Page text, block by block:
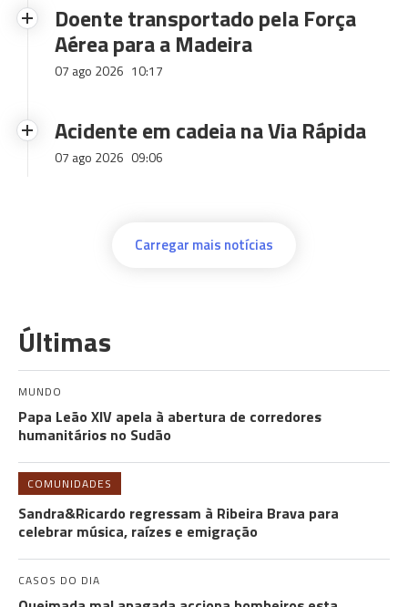
Doente transportado pela Força
Aérea para a Madeira
07 ago 2026 10:17
Acidente em cadeia na Via Rápida
07 ago 2026 09:06
Carregar mais notícias
Últimas
MUNDO
Papa Leão XIV apela à abertura de corredores
humanitários no Sudão
COMUNIDADES
Sandra&Ricardo regressam à Ribeira Brava para
celebrar música, raízes e emigração
CASOS DO DIA